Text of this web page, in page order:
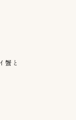
蟹と